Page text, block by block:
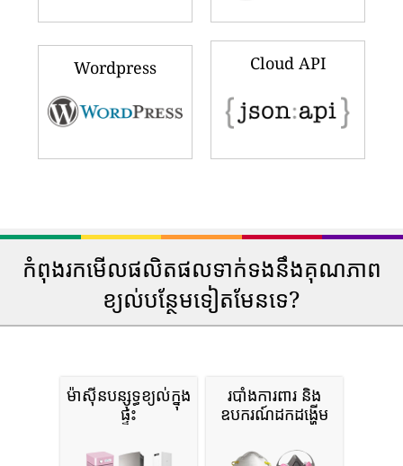
Wordpress Cloud API
កំពុងរកមើលផលិតផលទាក់ទងនឹងគុណភាព
ខ្យល់បន្ថែមទៀតមែនទេ?
ម៉ាស៊ីនបន្សុទ្ធខ្យល់ក្នុង
ផ្ទះ
របាំងការពារ និង
ឧបករណ៍ដកដង្ហើម